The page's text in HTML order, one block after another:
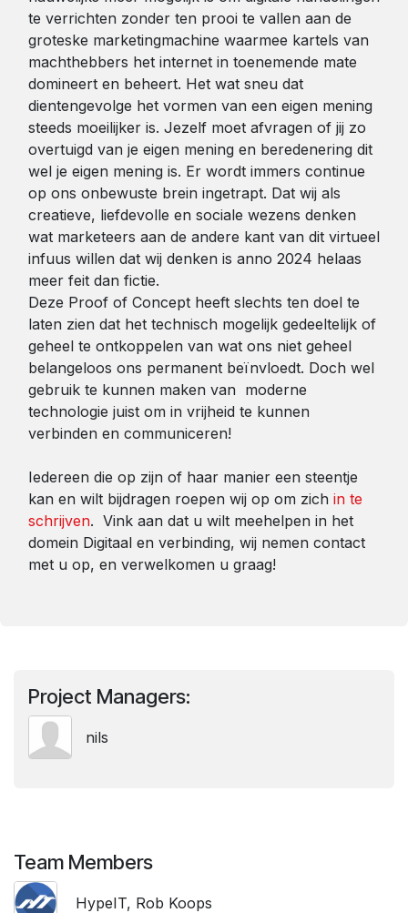
te verrichten zonder ten prooi te vallen aan de
groteske marketingmachine waarmee kartels van
machthebbers het internet in toenemende mate
domineert en beheert. Het wat sneu dat
dientengevolge het vormen van een eigen mening
steeds moeilijker is. Jezelf moet afvragen of jij zo
overtuigd van je eigen mening en beredenering dit
wel je eigen mening is. Er wordt immers continue
op ons onbewuste brein ingetrapt. Dat wij als
creatieve, liefdevolle en sociale wezens denken
wat marketeers aan de andere kant van dit virtueel
infuus willen dat wij denken is anno 2024 helaas
meer feit dan fictie.
Deze Proof of Concept heeft slechts ten doel te
laten zien dat het technisch mogelijk gedeeltelijk of
geheel te ontkoppelen van wat ons niet geheel
belangeloos ons permanent beïnvloedt. Doch wel
gebruik te kunnen maken van moderne
technologie juist om in vrijheid te kunnen
verbinden en communiceren!
Iedereen die op zijn of haar manier een steentje
kan en wilt bijdragen roepen wij op om zich in te
schrijven. Vink aan dat u wilt meehelpen in het
domein Digitaal en verbinding, wij nemen contact
met u op, en verwelkomen u graag!
Project Managers:
nils
Team Members
HypeIT, Rob Koops